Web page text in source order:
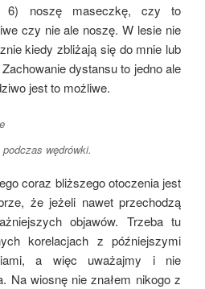
6) noszę maseczkę, czy to
czy nie ale noszę. W lesie nie
kiedy zbliżają się do mnie lub
dystansu to jedno ale
jest to możliwe.
wędrówki.
coraz bliższego otoczenia jest
że jeżeli nawet przechodzą
objawów. Trzeba tu
korelacjach z późniejszymi
a więc uważajmy i nie
Na wiosnę nie znałem nikogo z